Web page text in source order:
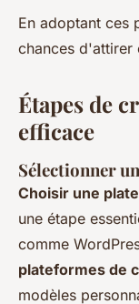
En adoptant ces
chances d'attirer
Étapes de
efficace
Sélectionner
Choisir une
une étape
comme
plateformes de
modèles